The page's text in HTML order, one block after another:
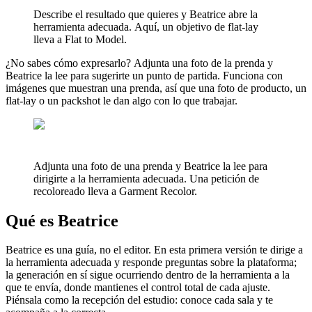
Describe el resultado que quieres y Beatrice abre la
herramienta adecuada. Aquí, un objetivo de flat-lay
lleva a Flat to Model.
¿No sabes cómo expresarlo? Adjunta una foto de la prenda y
Beatrice la lee para sugerirte un punto de partida. Funciona con
imágenes que muestran una prenda, así que una foto de producto, un
flat-lay o un packshot le dan algo con lo que trabajar.
Adjunta una foto de una prenda y Beatrice la lee para
dirigirte a la herramienta adecuada. Una petición de
recoloreado lleva a Garment Recolor.
Qué es Beatrice
Beatrice es una guía, no el editor. En esta primera versión te dirige a
la herramienta adecuada y responde preguntas sobre la plataforma;
la generación en sí sigue ocurriendo dentro de la herramienta a la
que te envía, donde mantienes el control total de cada ajuste.
Piénsala como la recepción del estudio: conoce cada sala y te